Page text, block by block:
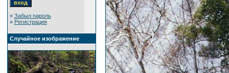
» Забыл пароль
» Регистрация
Случайное изображение